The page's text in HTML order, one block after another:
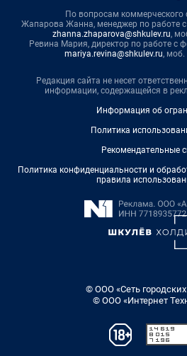
По вопросам коммерческого
Жапарова Жанна, менеджер по работе
zhanna.zhaparova@shkulev.ru,
Ревина Мария, директор по работе с
mariya.revina@shkulev.ru, моб.
Редакция сайта не несет
информации, содержащейся в
Информация об
Политика
Рекомендательные
Политика конфиденциальности и
правила
© ООО «Сеть городских
© ООО «Интернет